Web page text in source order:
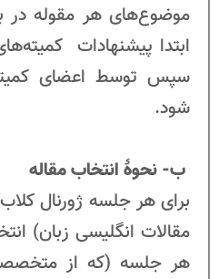
موضوع‌های هر مقوله در
ابتدا پیشنهادات
سپس توسط اعضای
شود.
ب- نحوۀ انتخاب مقاله‌
برای هر جلسه ژورنال
مقالات انگلیسی زبان)
هر جلسه (که از